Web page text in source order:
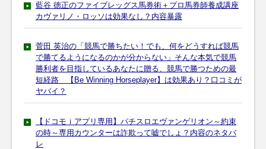
藍谷 徳正のファイブレッグス馬券術＋プロ馬券師養成講座
カヴァリノ・ロッソは効果なし？内容暴露
菅田 英治の「競馬で勝ちたい！でも、何をどうすれば競馬
で勝てるようになるのかが分からない」そんな本気で競馬
勝利者を目指しているあなたに贈る、競馬で勝つための最
短経路 【Be Winning Horseplayer】は効果あり？口コミが
ヤバイ？
【ドコモｉアプリ専用】パチスロエヴァンゲリオン～約束
の時～専用カウンターは詐欺って嘘でしょ？内容のネタバ
レ